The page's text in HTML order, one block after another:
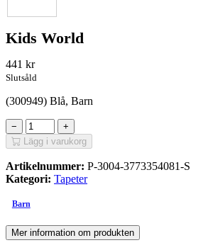
Kids World
441 kr
Slutsåld
(300949) Blå, Barn
−
+
Lägg i varukorg
Artikelnummer: P-3004-3773354081-S
Kategori: Tapeter
Barn
Mer information om produkten